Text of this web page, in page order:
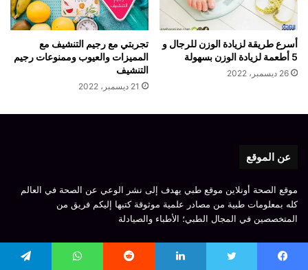
أسرع طريقة لزيادة الوزن للرجال و
5 أطعمة لزيادة الوزن بسهولة
26 ديسمبر، 2022
تجربتي مع رجيم التنشيف مع
المميزات والعيوب وممنوعات رجيم
التنشيف
21 ديسمبر، 2022
عن الموقع
موقع الصحة أونلاين موقع طبي يهدف إلى نشر الوعي عن الصحة في العالم
كله بمعلومات طبية من مصادر علمية موثوقة كتبها إليكم فريق من
المتخصصين في المجال الطبي؛ الأطباء والصيادلة
قائمة